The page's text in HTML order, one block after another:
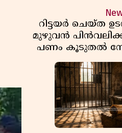
റിട്ടയർ ചെയ്ത
മുഴുവൻ
പണം കൂടുതൽ
ഒയുടെ